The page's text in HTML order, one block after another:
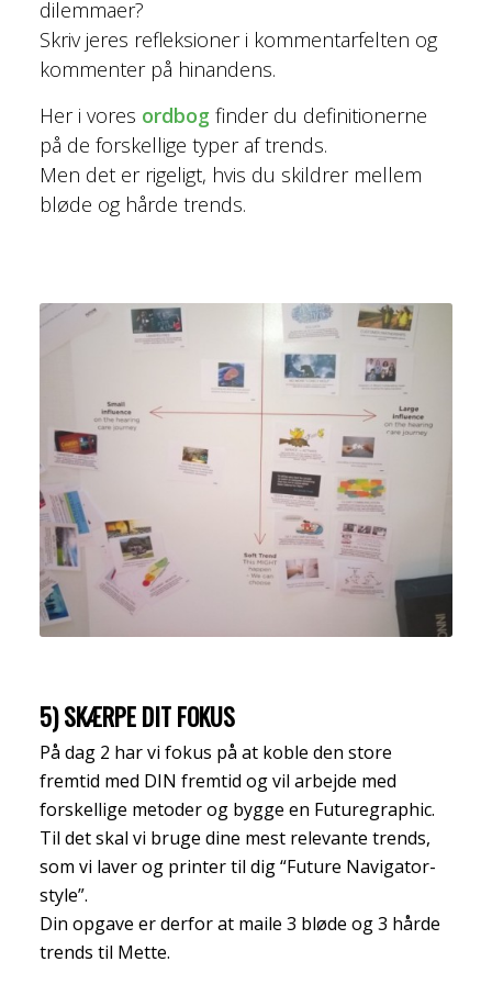
dilemmaer?
Skriv jeres refleksioner i kommentarfelten og
kommenter på hinandens.
Her i vores ordbog finder du definitionerne
på de forskellige typer af trends.
Men det er rigeligt, hvis du skildrer mellem
bløde og hårde trends.
5) SKÆRPE DIT FOKUS
På dag 2 har vi fokus på at koble den store
fremtid med DIN fremtid og vil arbejde med
forskellige metoder og bygge en Futuregraphic.
Til det skal vi bruge dine mest relevante trends,
som vi laver og printer til dig “Future Navigator-
style”.
Din opgave er derfor at maile 3 bløde og 3 hårde
trends til Mette.